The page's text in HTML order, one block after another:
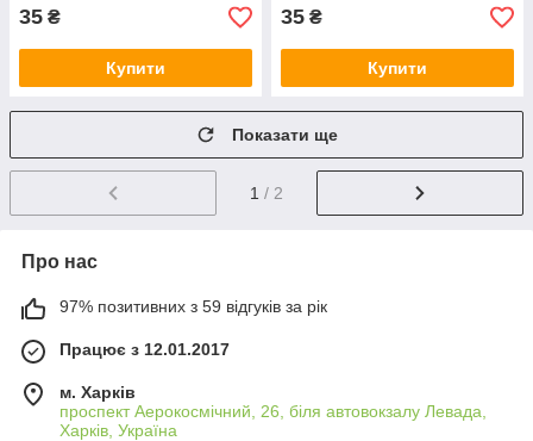
35 ₴
Купити
35 ₴
Купити
Показати ще
1 / 2
Про нас
97% позитивних з 59 відгуків за рік
Працює з 12.01.2017
м. Харків
проспект Аерокосмічний, 26, біля автовокзалу Левада,
Харків, Україна